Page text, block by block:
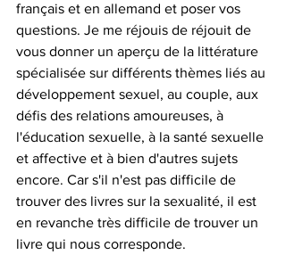
français et en allemand et poser vos
questions. Je me réjouis de réjouit de
vous donner un aperçu de la littérature
spécialisée sur différents thèmes liés au
développement sexuel, au couple, aux
défis des relations amoureuses, à
l'éducation sexuelle, à la santé sexuelle
et affective et à bien d'autres sujets
encore. Car s'il n'est pas difficile de
trouver des livres sur la sexualité, il est
en revanche très difficile de trouver un
livre qui nous corresponde.